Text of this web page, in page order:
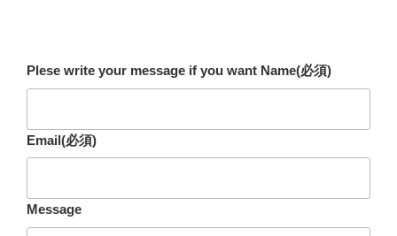
Plese write your message if you want Name(必須)
Email(必須)
Message